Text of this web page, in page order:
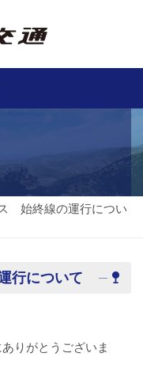
始終線の運行につい
行について
りがとうございま